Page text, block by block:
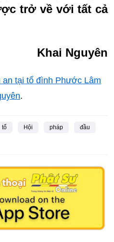
trở về với tất cả
Khai Nguyên
tại tổ đình Phước Lâm
.
tổ Hội pháp đầu